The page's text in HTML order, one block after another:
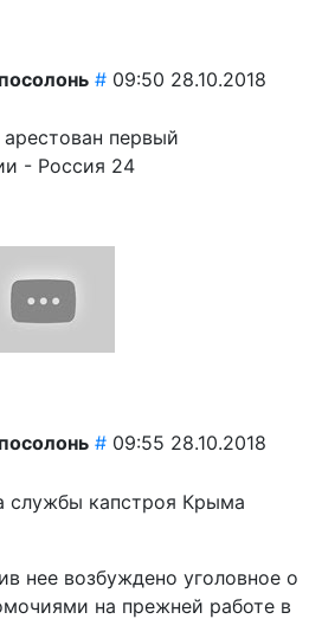
# 09:50 28.10.2018
первый
- Россия 24
# 09:55 28.10.2018
службы капстроя Крыма
нее возбуждено уголовное о
на прежней работе в